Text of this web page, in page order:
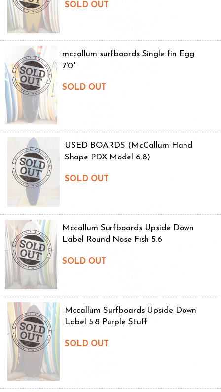
SOLD OUT
mccallum surfboards Single fin Egg
7'0"
SOLD OUT
USED BOARDS (McCallum Hand
Shape PDX Model 6.8)
SOLD OUT
Mccallum Surfboards Upside Down
Label Round Nose Fish 5.6
SOLD OUT
Mccallum Surfboards Upside Down
Label 5.8 Purple Stuff
SOLD OUT